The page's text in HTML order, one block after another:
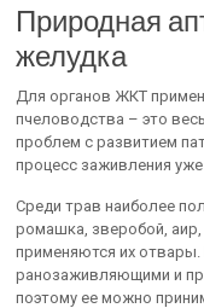
Природная
желудка
Для органов ЖКТ
пчеловодства – это
проблем с развитием
процесс заживления
Среди трав наиболее
ромашка, зверобой, аир,
применяются их
ранозаживляющими и
поэтому ее можно